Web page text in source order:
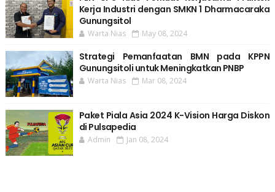
Kerja Industri dengan SMKN 1 Dharmacaraka
Gunungsitol
Warta Nias May 08, 2024
Strategi Pemanfaatan BMN pada KPPN
Gunungsitoli untuk Meningkatkan PNBP
Warta Nias Mar 08, 2024
Paket Piala Asia 2024 K-Vision Harga Diskon
di Pulsapedia
Admin Jan 08, 2024